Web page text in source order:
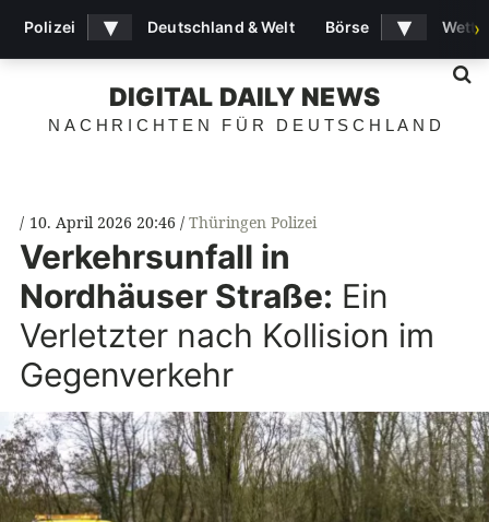
DIGITAL DAILY NEWS
NACHRICHTEN FÜR DEUTSCHLAND
10. April 2026 20:46 Thüringen Polizei
Verkehrsunfall in
Nordhäuser Straße: Ein
Verletzter nach Kollision im
Gegenverkehr
Polizei ▾ Deutschland & Welt Börse ▾ ›